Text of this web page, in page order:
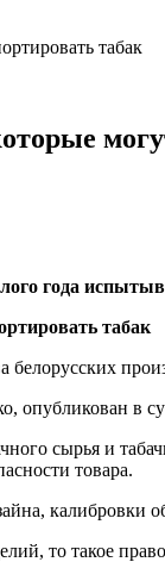
табак
года
белорусских
опубликован в
сырья и
товара.
калибровки
то такое